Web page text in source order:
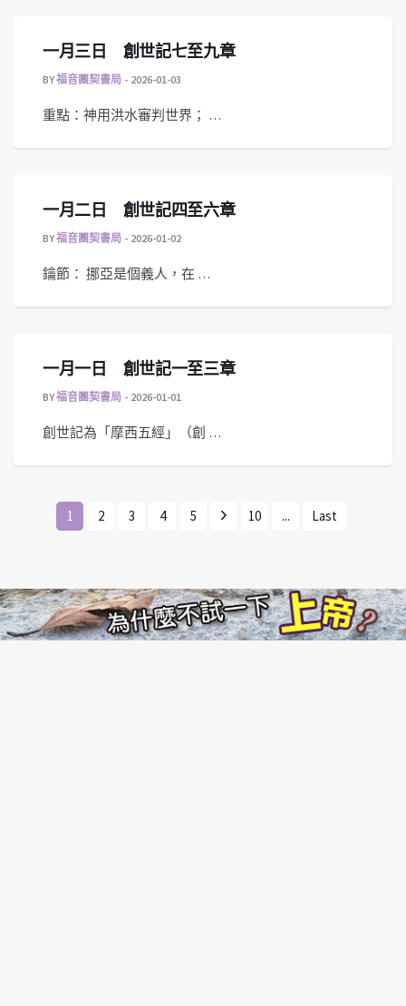
一月三日 創世記七至九章
BY福音團契書局 2026-01-03
重點：神用洪水審判世界； …
一月二日 創世記四至六章
BY福音團契書局 2026-01-02
鑰節： 挪亞是個義人，在 …
一月一日 創世記一至三章
BY福音團契書局 2026-01-01
創世記為「摩西五經」（創 …
1 2 3 4 5 10 ... Last